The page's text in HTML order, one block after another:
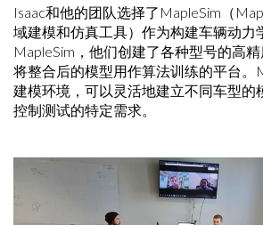
Isaac和他的团队选择了MapleSim（
域建模和仿真工具）作为构建车辆动力
MapleSim，他们创建了各种型号的高
将整合后的模型用作算法训练的平台。
建模环境，可以灵活地建立不同车型的
控制测试的特定需求。